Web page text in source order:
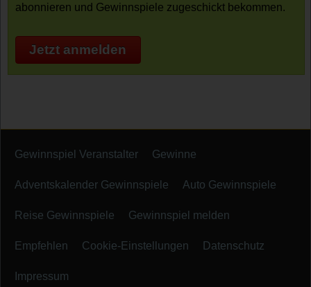
abonnieren und Gewinnspiele zugeschickt bekommen.
Jetzt anmelden
Gewinnspiel Veranstalter Gewinne
Adventskalender Gewinnspiele Auto Gewinnspiele
Reise Gewinnspiele Gewinnspiel melden
Empfehlen Cookie-Einstellungen Datenschutz
Impressum